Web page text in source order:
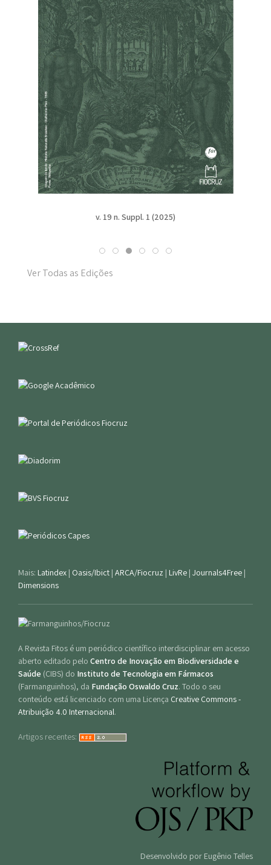
v. 19 n. Suppl. 1 (2025)
Ver Todas as Edições
Mais: Latindex | Oasis/Ibict | ARCA/Fiocruz | LivRe | Journals4Free |
Dimensions
A Revista Fitos é um periódico científico interdisciplinar em acesso
aberto editado pelo Centro de Inovação em Biodiversidade e
Saúde (CIBS) do Instituto de Tecnologia em Fármacos
(Farmanguinhos), da Fundação Oswaldo Cruz. Todo o seu
conteúdo está licenciado com uma Licença Creative Commons -
Atribuição 4.0 Internacional.
Artigos recentes:
Desenvolvido por Eugênio Telles